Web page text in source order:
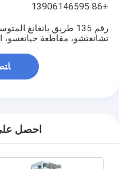
+86 13906146595
رقم 135 طريق يانغانغ
تشانغتشو، مقاطعة جيانغسو،
احصل